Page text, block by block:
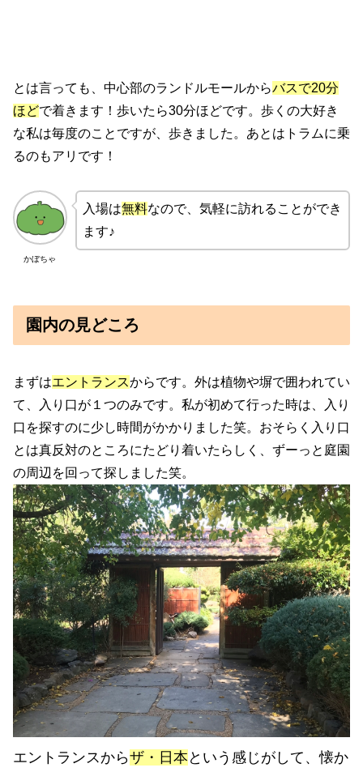
とは言っても、中心部のランドルモールからバスで20分
ほどで着きます！歩いたら30分ほどです。歩くの大好き
な私は毎度のことですが、歩きました。あとはトラムに乗
るのもアリです！
かぼちゃ
入場は無料なので、気軽に訪れることができ
ます♪
園内の見どころ
まずはエントランスからです。外は植物や塀で囲われてい
て、入り口が１つのみです。私が初めて行った時は、入り
口を探すのに少し時間がかかりました笑。おそらく入り口
とは真反対のところにたどり着いたらしく、ずーっと庭園
の周辺を回って探しました笑。
エントランスからザ・日本 という感じがして、懐か